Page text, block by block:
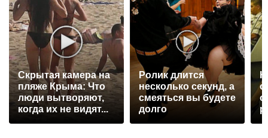
Скрытая камера на
пляже Крыма: Что
люди вытворяют,
когда их не видят...
Ролик длится
несколько секунд, а
смеяться вы будете
долго